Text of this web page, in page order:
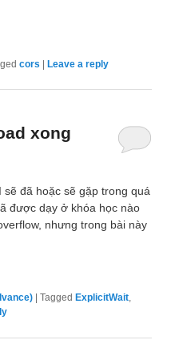
cors |Leave a reply
xong
sẽ đã hoặc sẽ gặp trong quá
được dạy ở khóa học nào
nhưng trong bài này
|Tagged ExplicitWait,